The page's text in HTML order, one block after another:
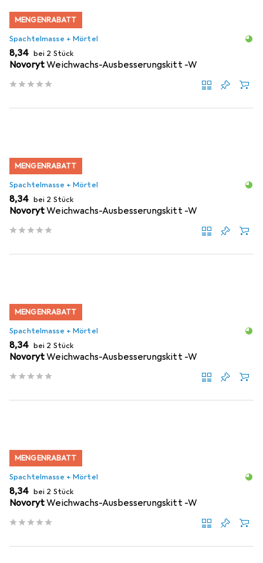
MENGENRABATT
Spachtelmasse + Mörtel
EUR
8,34 bei 2 Stück
NovorytWeichwachs-Ausbesserungskitt -W
MENGENRABATT
Spachtelmasse + Mörtel
EUR
8,34 bei 2 Stück
NovorytWeichwachs-Ausbesserungskitt -W
MENGENRABATT
Spachtelmasse + Mörtel
EUR
8,34 bei 2 Stück
NovorytWeichwachs-Ausbesserungskitt -W
MENGENRABATT
Spachtelmasse + Mörtel
EUR
8,34 bei 2 Stück
NovorytWeichwachs-Ausbesserungskitt -W